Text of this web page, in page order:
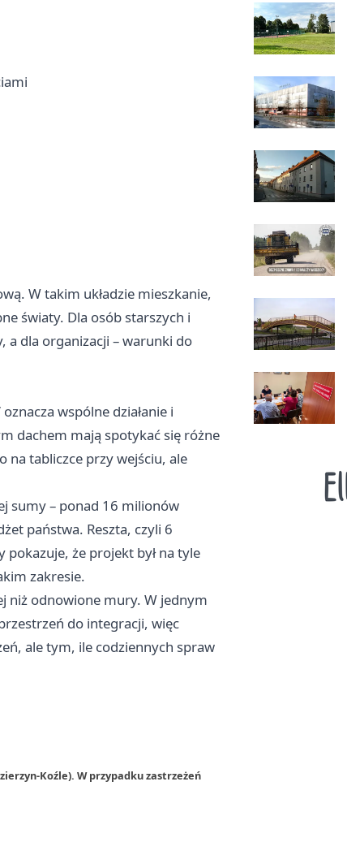
W takim układzie mieszkanie,
światy. Dla osób starszych i
a dla organizacji – warunki do
wspólne działanie i
dachem mają spotykać się różne
na tabliczce przy wejściu, ale
sumy – ponad 16 milionów
państwa. Reszta, czyli 6
pokazuje, że projekt był na tyle
zakresie.
niż odnowione mury. W jednym
do integracji, więc
ale tym, ile codziennych spraw
Koźle). W przypadku zastrzeżeń